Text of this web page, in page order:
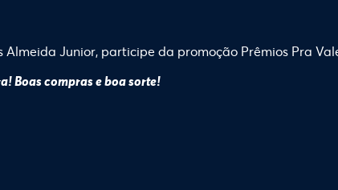
Junior, participe da promoção Prêmios Pra
Boas compras e boa sorte!